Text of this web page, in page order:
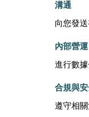
溝通
向您發
內部營運
進行數
合規與
遵守相